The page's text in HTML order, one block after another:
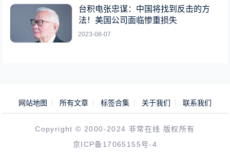
台积电张忠谋：中国将找到反击的方
法！美国公司面临惨重损失
2023-08-07
网站地图 所有文章 标签合集 关于我们 联系我们
Copyright © 2000-2024 非常在线 版权所有
京ICP备17065155号-4